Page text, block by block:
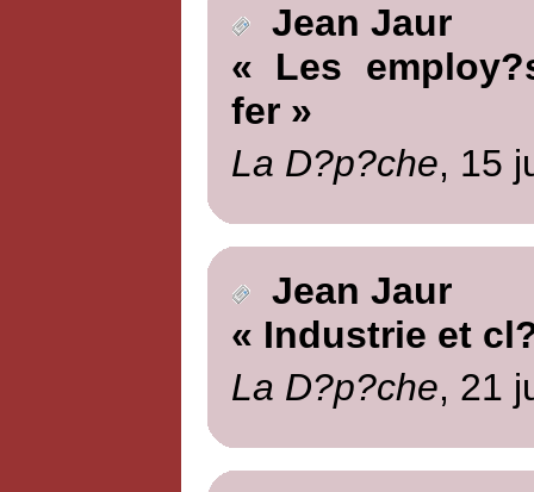
Jean Jaur
« Les
fer »
La D?p?che, 15
Jean Jaur
« Industrie et
La D?p?che, 21